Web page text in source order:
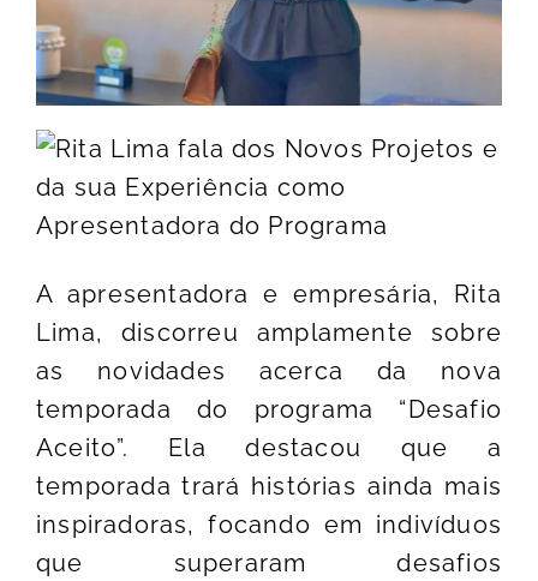
A apresentadora e empresária, Rita
Lima, discorreu amplamente sobre
as novidades acerca da nova
temporada do programa “Desafio
Aceito”. Ela destacou que a
temporada trará histórias ainda mais
inspiradoras, focando em indivíduos
que superaram desafios